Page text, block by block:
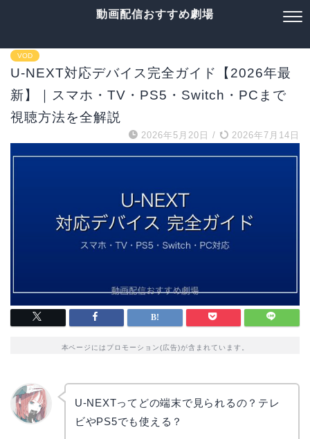
動画配信おすすめ劇場
VOD
U-NEXT対応デバイス完全ガイド【2026年最
新】｜スマホ・TV・PS5・Switch・PCまで
視聴方法を全解説
2026年5月20日 / 2026年7月14日
本ページにはプロモーション(広告)が含まれています。
U-NEXTってどの端末で見られるの？テレ
ビやPS5でも使える？